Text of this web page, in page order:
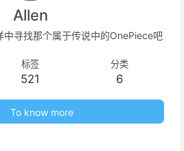
Allen
寻找那个属于传说中的OnePiece吧
标签
521
分类
6
To know more